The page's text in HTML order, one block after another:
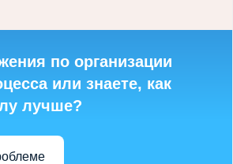
по организации
или знаете, как
лучше?